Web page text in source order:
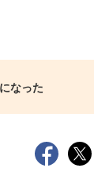
なった